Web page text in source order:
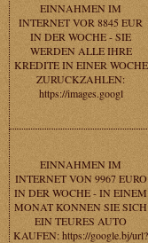
EINNAHMEN IM
INTERNET VOR 8845 EUR
IN DER WOCHE - SIE
WERDEN ALLE IHRE
KREDITE IN EINER WOCHE
ZURUCKZAHLEN:
https://images.googl
EINNAHMEN IM
INTERNET VON 9967 EURO
IN DER WOCHE - IN EINEM
MONAT KONNEN SIE SICH
EIN TEURES AUTO
KAUFEN: https://google.bj/url?